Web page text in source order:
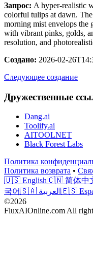
Запрос: A hyper-realistic
colorful tulips at dawn.
morning mist envelops the
with vibrant pinks, golds,
resolution, and
Создано: 2026-02-
Следующее создание
Дружественные
Dang.ai
Toolify.ai
AITOOLNET
Black Forest Labs
Политика
Политика возврата •
🇺🇸 English🇨🇳 简体中
국어
🇸🇦 العربية 🇪🇸
©2026
FluxAIOnline.com All